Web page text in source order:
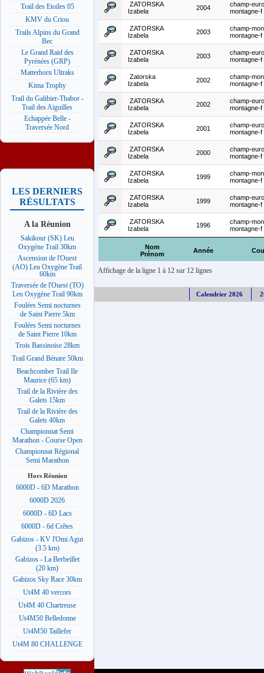
Trail des Etoiles 05
KMV du Criou
Trails Alpins du Grand
Bec
Le Grand Raid des
Pyrénées (GRP)
Matterhorn Ultraks
Kima Trophy
Trail du Galibier-Thabor -
Trail des Aiguilles
Echappée Belle -
Traversée Nord
LES DERNIERS
RÉSULTATS
A la Réunion
Sakikour (SK) Leu
Oxygène Trail 30km
Ascension de l'Ouest
(AO) Leu Oxygène Trail
60km
Traversée de l'Ouest (TO)
Leu Oxygène Trail 90km
Foulées Semi nocturnes
de Saint Pierre 5km
Foulées Semi nocturnes
de Saint Pierre 10km
Trois Bassinoise 28km
Trail Grand Bénare 50km
Beachcomber Trail Ile
Maurice (65 km)
Trail de la Rivière des
Galets 15km
Trail de la Rivière des
Galets 40km
Championnat Semi
Marathon - Course Open
Championnat Régional
Semi Marathon
Hors Réunion
6000D - 6D Marathon
6000D 2026
6000D - 6D Lacs
6000D - 6d Crêtes
Gabizos - KV l'Omi Agut
(3.5 km)
Gabizos - La Berbeillet
(20 km)
Gabizos Sky Race 30km
Ut4M 40 vercors
Ut4M 40 Chartreuse
Ut4M50 Belledonne
Ut4M50 Taillefer
Ut4M 80 CHALLENGE
Nom
Prénom
Année
ZATORSKA
Izabela
2004
champ-
montagne-f
ZATORSKA
Izabela
2003
champ-
montagne-f
ZATORSKA
Izabela
2003
champ-
montagne-f
Zatorska
Izabela
2002
champ-
montagne-f
ZATORSKA
Izabela
2002
champ-
montagne-f
ZATORSKA
Izabela
2001
champ-
montagne-f
ZATORSKA
Izabela
2000
champ-
montagne-f
ZATORSKA
Izabela
1999
champ-
montagne-f
ZATORSKA
Izabela
1999
champ-
montagne-f
ZATORSKA
Izabela
1996
champ-
montagne-f
Affichage de la ligne 1 à 12 sur 12 lignes
Calendrier 2026